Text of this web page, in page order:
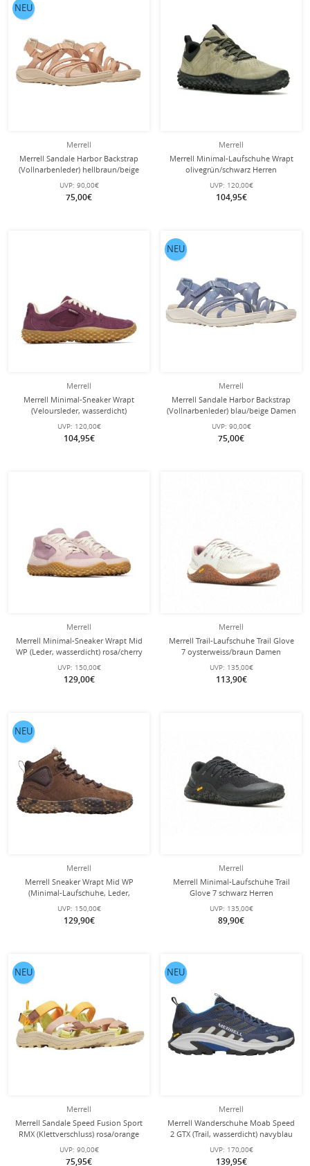
Merrell
Merrell Sandale Harbor Backstrap
(Vollnarbenleder) hellbraun/beige
UVP: 90,00€
75,00€
NEU
Merrell
Merrell Minimal-Laufschuhe Wrapt
olivegrün/schwarz Herren
UVP: 120,00€
104,95€
Merrell
Merrell Minimal-Sneaker Wrapt
(Veloursleder, wasserdicht)
UVP: 120,00€
104,95€
Merrell
Merrell Sandale Harbor Backstrap
(Vollnarbenleder) blau/beige Damen
UVP: 90,00€
75,00€
NEU
Merrell
Merrell Minimal-Sneaker Wrapt Mid
WP (Leder, wasserdicht) rosa/cherry
UVP: 150,00€
129,00€
Merrell
Merrell Trail-Laufschuhe Trail Glove
7 oysterweiss/braun Damen
UVP: 135,00€
113,90€
Merrell
Merrell Sneaker Wrapt Mid WP
(Minimal-Laufschuhe, Leder,
UVP: 150,00€
129,90€
NEU
Merrell
Merrell Minimal-Laufschuhe Trail
Glove 7 schwarz Herren
UVP: 135,00€
89,90€
Merrell
Merrell Sandale Speed Fusion Sport
RMX (Klettverschluss) rosa/orange
UVP: 90,00€
75,95€
NEU
Merrell
Merrell Wanderschuhe Moab Speed
2 GTX (Trail, wasserdicht) navyblau
UVP: 170,00€
139,95€
NEU